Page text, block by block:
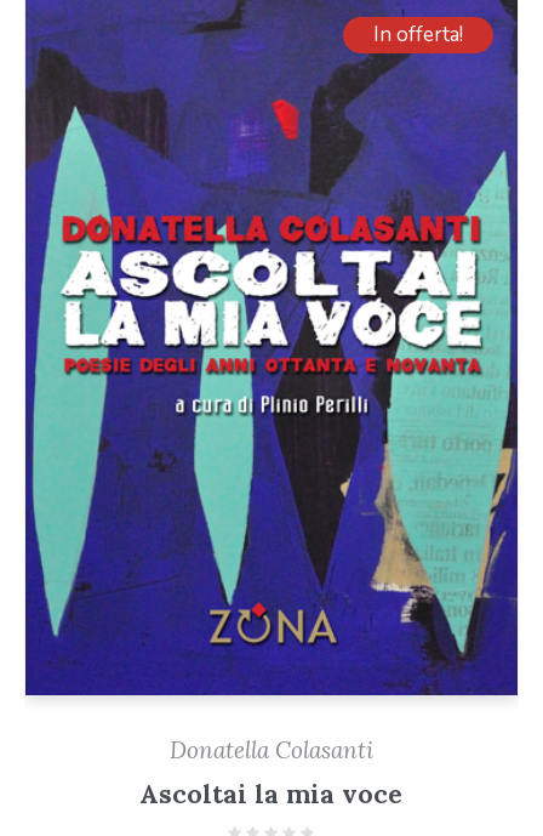
In offerta!
Donatella Colasanti
Ascoltai la mia voce